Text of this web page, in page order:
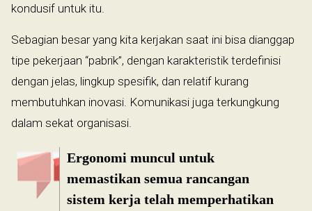
kondusif untuk itu.
Sebagian besar yang kita kerjakan saat ini bisa dianggap
tipe pekerjaan “pabrik”, dengan karakteristik terdefinisi
dengan jelas, lingkup spesifik, dan relatif kurang
membutuhkan inovasi. Komunikasi juga terkungkung
dalam sekat organisasi.
Ergonomi muncul untuk
memastikan semua rancangan
sistem kerja telah memperhatikan